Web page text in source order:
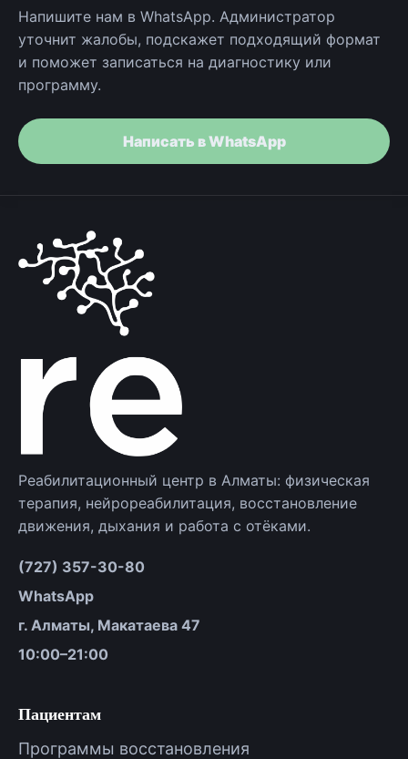
Напишите нам в WhatsApp. Администратор
уточнит жалобы, подскажет подходящий формат
и поможет записаться на диагностику или
программу.
Написать в WhatsApp
Реабилитационный центр в Алматы: физическая
терапия, нейрореабилитация, восстановление
движения, дыхания и работа с отёками.
(727) 357-30-80
WhatsApp
г. Алматы, Макатаева 47
10:00–21:00
Пациентам
Программы восстановления